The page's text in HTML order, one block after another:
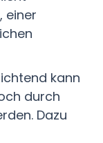
einer
kann
durch
Dazu